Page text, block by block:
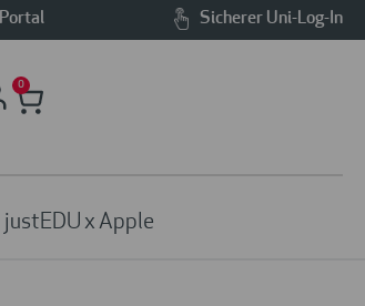
Sicherer Uni-Log-In
0
justEDU x Apple